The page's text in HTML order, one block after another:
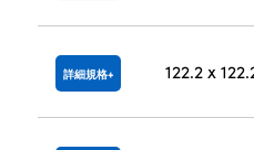
詳細規格 122.2 x